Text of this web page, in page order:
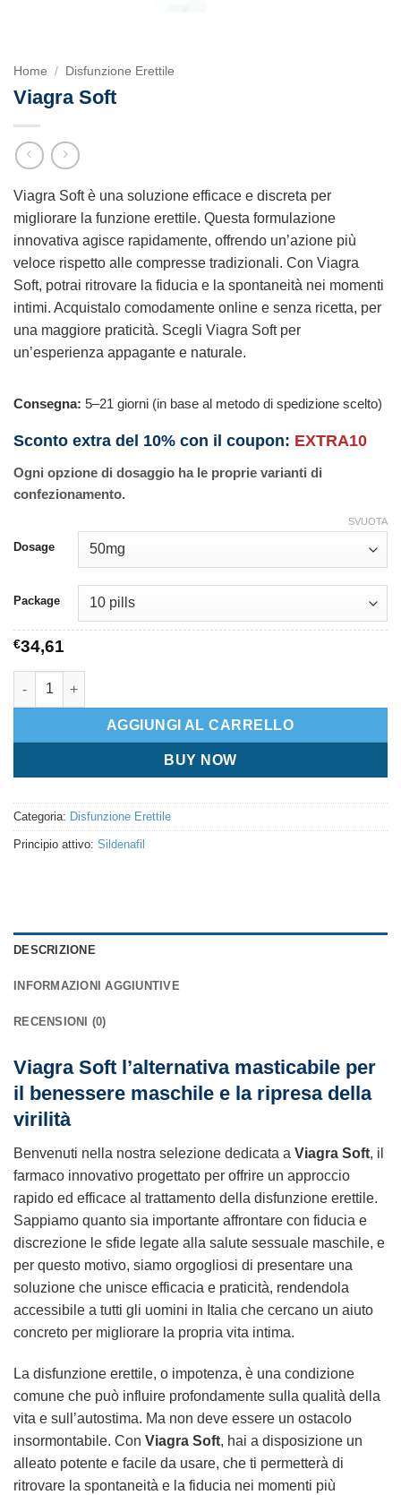
Home / Disfunzione Erettile
Viagra Soft
Viagra Soft è una soluzione efficace e discreta per
migliorare la funzione erettile. Questa formulazione
innovativa agisce rapidamente, offrendo un’azione più
veloce rispetto alle compresse tradizionali. Con Viagra
Soft, potrai ritrovare la fiducia e la spontaneità nei momenti
intimi. Acquistalo comodamente online e senza ricetta, per
una maggiore praticità. Scegli Viagra Soft per
un’esperienza appagante e naturale.
Consegna: 5–21 giorni (in base al metodo di spedizione scelto)
Sconto extra del 10% con il coupon: EXTRA10
Ogni opzione di dosaggio ha le proprie varianti di
confezionamento.
Dosage
Package
SVUOTA
€34,61
Viagra Soft quantità
AGGIUNGI AL CARRELLO
BUY NOW
Categoria: Disfunzione Erettile
Principio attivo: Sildenafil
DESCRIZIONE
INFORMAZIONI AGGIUNTIVE
RECENSIONI (0)
Viagra Soft l’alternativa masticabile per
il benessere maschile e la ripresa della
virilità
Benvenuti nella nostra selezione dedicata a Viagra Soft, il
farmaco innovativo progettato per offrire un approccio
rapido ed efficace al trattamento della disfunzione erettile.
Sappiamo quanto sia importante affrontare con fiducia e
discrezione le sfide legate alla salute sessuale maschile, e
per questo motivo, siamo orgogliosi di presentare una
soluzione che unisce efficacia e praticità, rendendola
accessibile a tutti gli uomini in Italia che cercano un aiuto
concreto per migliorare la propria vita intima.
La disfunzione erettile, o impotenza, è una condizione
comune che può influire profondamente sulla qualità della
vita e sull’autostima. Ma non deve essere un ostacolo
insormontabile. Con Viagra Soft, hai a disposizione un
alleato potente e facile da usare, che ti permetterà di
ritrovare la spontaneità e la fiducia nei momenti più